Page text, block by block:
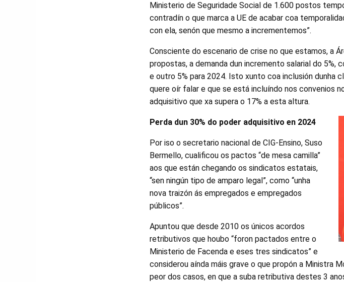
Ministerio de Seguridade Social de 1.600 postos
contradín o que marca a UE de acabar coa
con ela, senón que mesmo a incrementemos”.
Consciente do escenario de crise no que estamos, a
propostas, a demanda dun incremento salarial do
e outro 5% para 2024. Isto xunto coa inclusión dunha
quere oír falar e que se está incluíndo nos convenios
adquisitivo que xa supera o 17% a esta altura.
Perda dun 30% do poder adquisitivo en 2024
Por iso o secretario nacional de CIG-Ensino, Suso
Bermello, cualificou os pactos “de mesa camilla”
aos que están chegando os sindicatos estatais,
“sen ningún tipo de amparo legal”, como “unha
nova traizón ás empregados e empregados
públicos”.
Apuntou que desde 2010 os únicos acordos
retributivos que houbo “foron pactados entre o
Ministerio de Facenda e eses tres sindicatos” e
considerou aínda máis grave o que propón a Ministra
peor dos casos, en que a suba retributiva destes 3